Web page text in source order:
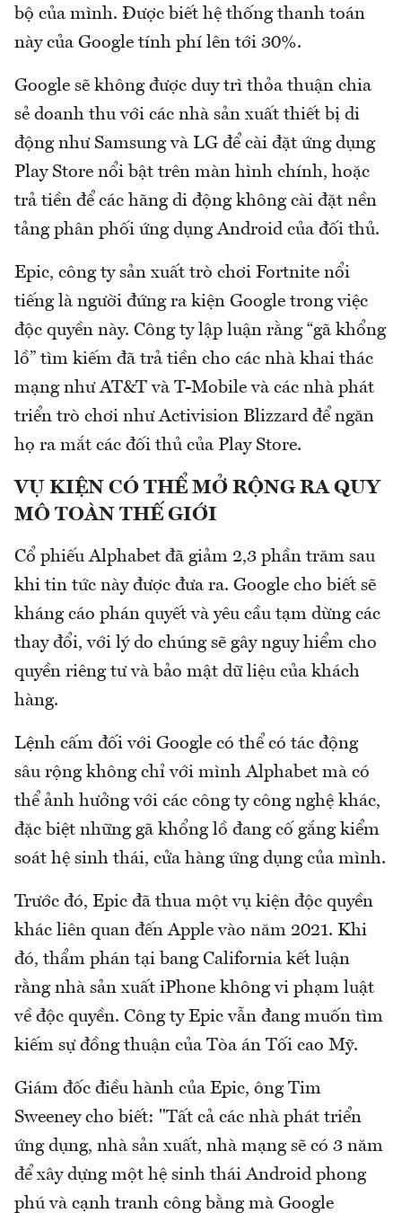
bộ của mình. Được biết hệ thống thanh toán
này của Google tính phí lên tới 30%.
Google sẽ không được duy trì thỏa thuận chia
sẻ doanh thu với các nhà sản xuất thiết bị di
động như Samsung và LG để cài đặt ứng dụng
Play Store nổi bật trên màn hình chính, hoặc
trả tiền để các hãng di động không cài đặt nền
tảng phân phối ứng dụng Android của đối thủ.
Epic, công ty sản xuất trò chơi Fortnite nổi
tiếng là người đứng ra kiện Google trong việc
độc quyền này. Công ty lập luận rằng “gã khổng
lồ” tìm kiếm đã trả tiền cho các nhà khai thác
mạng như AT&T và T-Mobile và các nhà phát
triển trò chơi như Activision Blizzard để ngăn
họ ra mắt các đối thủ của Play Store.
VỤ KIỆN CÓ THỂ MỞ RỘNG RA QUY
MÔ TOÀN THẾ GIỚI
Cổ phiếu Alphabet đã giảm 2,3 phần trăm sau
khi tin tức này được đưa ra. Google cho biết sẽ
kháng cáo phán quyết và yêu cầu tạm dừng các
thay đổi, với lý do chúng sẽ gây nguy hiểm cho
quyền riêng tư và bảo mật dữ liệu của khách
hàng.
Lệnh cấm đối với Google có thể có tác động
sâu rộng không chỉ với mình Alphabet mà có
thể ảnh hưởng với các công ty công nghệ khác,
đặc biệt những gã khổng lồ đang cố gắng kiểm
soát hệ sinh thái, cửa hàng ứng dụng của mình.
Trước đó, Epic đã thua một vụ kiện độc quyền
khác liên quan đến Apple vào năm 2021. Khi
đó, thẩm phán tại bang California kết luận
rằng nhà sản xuất iPhone không vi phạm luật
về độc quyền. Công ty Epic vẫn đang muốn tìm
kiếm sự đồng thuận của Tòa án Tối cao Mỹ.
Giám đốc điều hành của Epic, ông Tim
Sweeney cho biết: "Tất cả các nhà phát triển
ứng dụng, nhà sản xuất, nhà mạng sẽ có 3 năm
để xây dựng một hệ sinh thái Android phong
phú và cạnh tranh công bằng mà Google